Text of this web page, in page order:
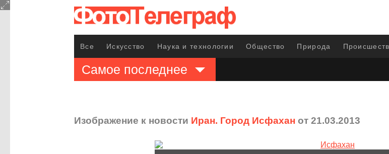
Все Искусство Наука и технологии Общество Природа
Самое последнее
Изображение к новости Иран. Город Исфахан от 21.03.2013